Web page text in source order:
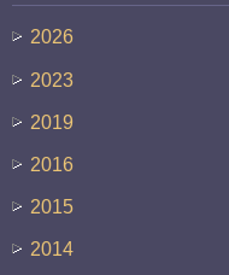
2026
2023
2019
2016
2015
2014